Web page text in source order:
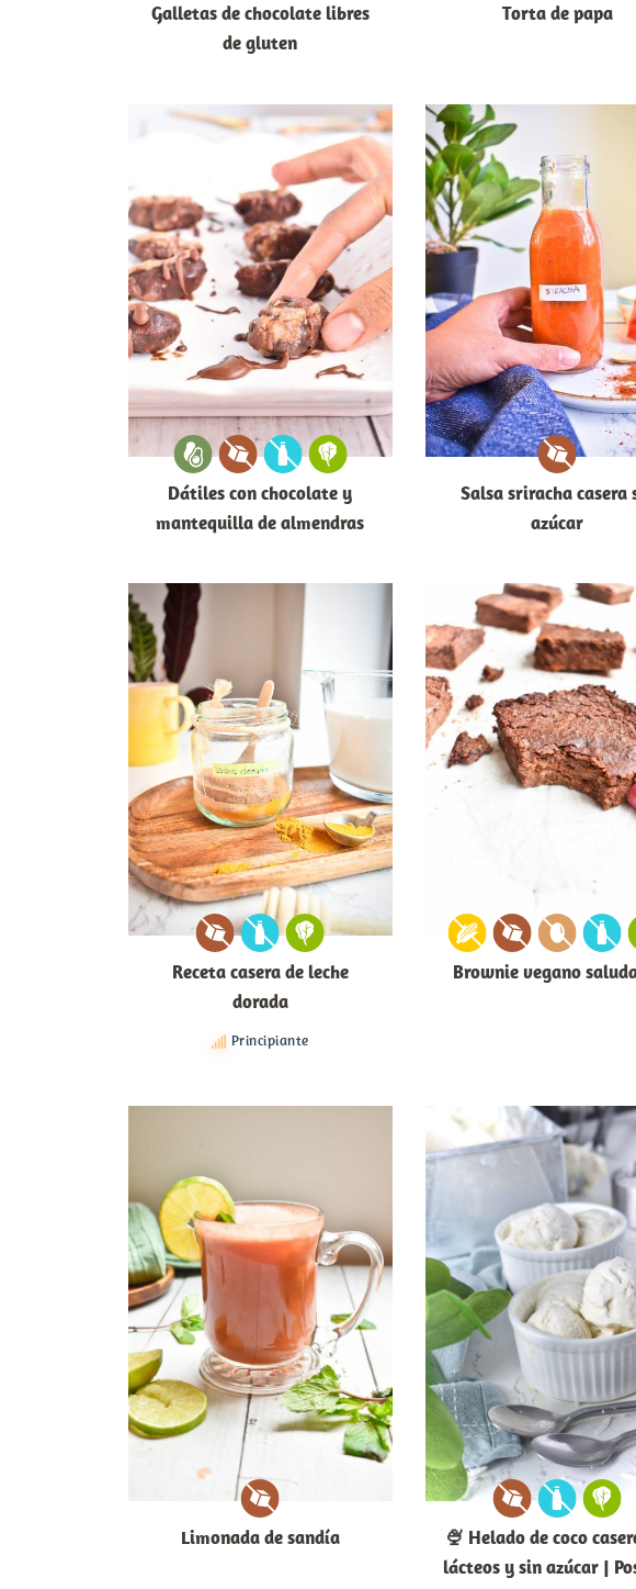
Galletas de chocolate libres
de gluten
Torta de papa
Dátiles con chocolate y
mantequilla de almendras
Salsa sriracha casera
azúcar
Receta casera de leche
dorada
Principiante
Brownie vegano
Limonada de sandía
🍨 Helado de coco
lácteos y sin azúcar |